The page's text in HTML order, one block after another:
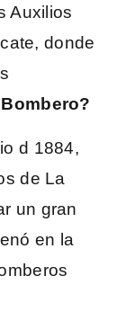
Auxilios
donde
d 1884,
de La
un gran
en la